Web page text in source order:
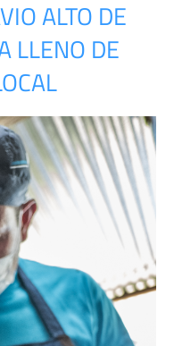
ALTO DE
LLENO DE